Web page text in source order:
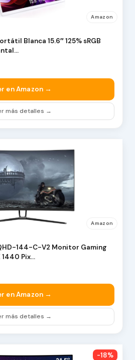
Amazon
Blanca 15.6″ 125% sRGB
en Amazon →
más detalles →
Amazon
144-C-V2 Monitor Gaming
1440 Pix…
en Amazon →
más detalles →
-18%